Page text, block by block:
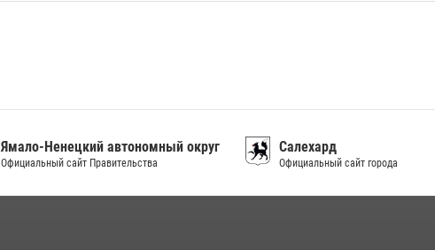
Ямало-Ненецкий автономный округ
Официальный сайт Правительства
Салехард
Официальный сайт города